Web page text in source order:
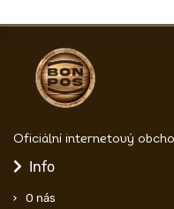
Oficiální internetový
Info
O nás